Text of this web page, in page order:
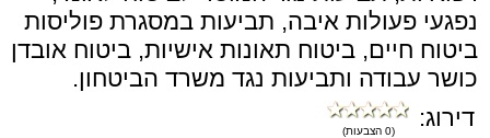
נפגעי פעולות איבה, תביעות במסגרת פוליסות
ביטוח חיים, ביטוח תאונות אישיות, ביטוח אובדן
כושר עבודה ותביעות נגד משרד הביטחון.
דירוג:
(0 הצבעות)